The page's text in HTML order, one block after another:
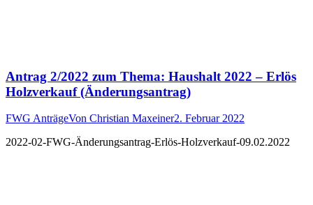
Antrag 2/2022 zum Thema: Haushalt 2022 – Erlös
Holzverkauf (Änderungsantrag)
FWG AnträgeVon Christian Maxeiner2. Februar 2022
2022-02-FWG-Änderungsantrag-Erlös-Holzverkauf-09.02.2022